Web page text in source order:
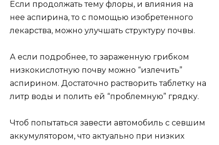
Если продолжать тему флоры, и влияния на
нее аспирина, то с помощью изобретенного
лекарства, можно улучшать структуру почвы.
А если подробнее, то зараженную грибком
низкокислотную почву можно “излечить”
аспирином. Достаточно растворить таблетку на
литр воды и полить ей “проблемную” грядку.
Чтоб попытаться завести автомобиль с севшим
аккумулятором, что актуально при низких